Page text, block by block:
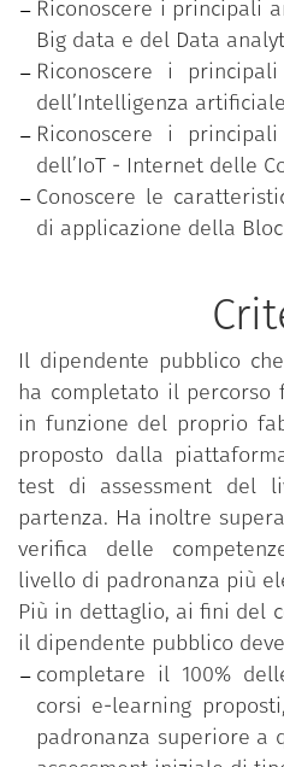
Riconoscere i principali
Big data e del Data
Riconoscere i
dell’Intelligenza
Riconoscere i
dell’IoT - Internet delle
Conoscere le
di applicazione della
Il dipendente pubblico
ha completato il percorso
in funzione del proprio
proposto dalla
test di assessment del
partenza. Ha inoltre
verifica delle
livello di padronanza più
Più in dettaglio, ai fini del
il dipendente pubblico
completare il 100%
corsi e-learning
padronanza superiore a